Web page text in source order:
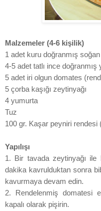
Malzemeler (4-6 kişilik)
1 adet kuru doğranmış soğan
4-5 adet tatlı ince doğranmış
5 adet iri olgun domates
5 çorba kaşığı zeytinyağı
4 yumurta
Tuz
100 gr. Kaşar peyniri rendesi
Yapılışı
1. Bir tavada zeytinyağı ile
dakika kavrulduktan sonra
kavurmaya devam edin.
2. Rendelenmiş domatesi
kapalı olarak pişirin.